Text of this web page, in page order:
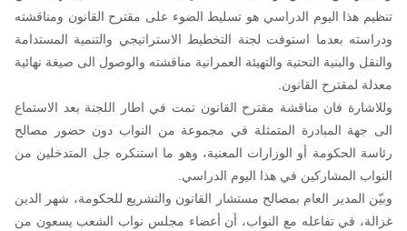
تنظيم هذا اليوم الدراسي هو تسليط الضوء على مقترح القانون ومناقشته
ودراسته بعدما استوفت لجنة التخطيط الاستراتيجي والتنمية المستدامة
والنقل والبنية التحتية والتهيئة العمرانية مناقشته والوصول الى صيغة نهائية
معدلة لمقترح القانون.
وللاشارة فان مناقشة مقترح القانون تمت في اطار اللجنة بعد الاستماع
الى جهة المبادرة المتمثلة في مجموعة من النواب دون حضور مصالح
رئاسة الحكومة أو الوزارات المعنية، وهو ما استنكره جل المتدخلين من
النواب المشاركين في هذا اليوم الدراسي.
وبيّن المدير العام بمصالح مستشار القانون والتشريع للحكومة، شهر الدين
غزالة، في تفاعله مع النواب، أن أعضاء مجلس نواب الشعب يسعون من